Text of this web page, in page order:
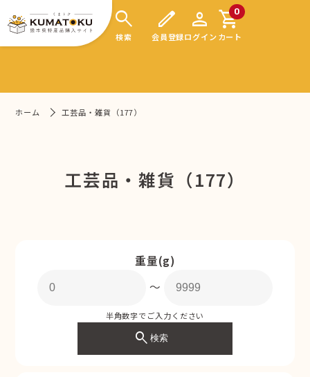
search
検索
edit
会員登録
person
ログイン
0
shopping_cart
カート
ホーム 工芸品・雑貨（177）
工芸品・雑貨（177）
重量(g)
〜
半角数字でご入力ください
search検索